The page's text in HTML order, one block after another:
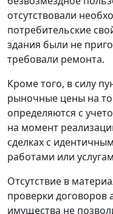
отсутствовали
потребительские
здания были не
требовали ремонта.
Кроме того, в силу
рыночные цены на
определяются с
на момент
сделках с
работами или
Отсутствие в
проверки договоров
имущества не